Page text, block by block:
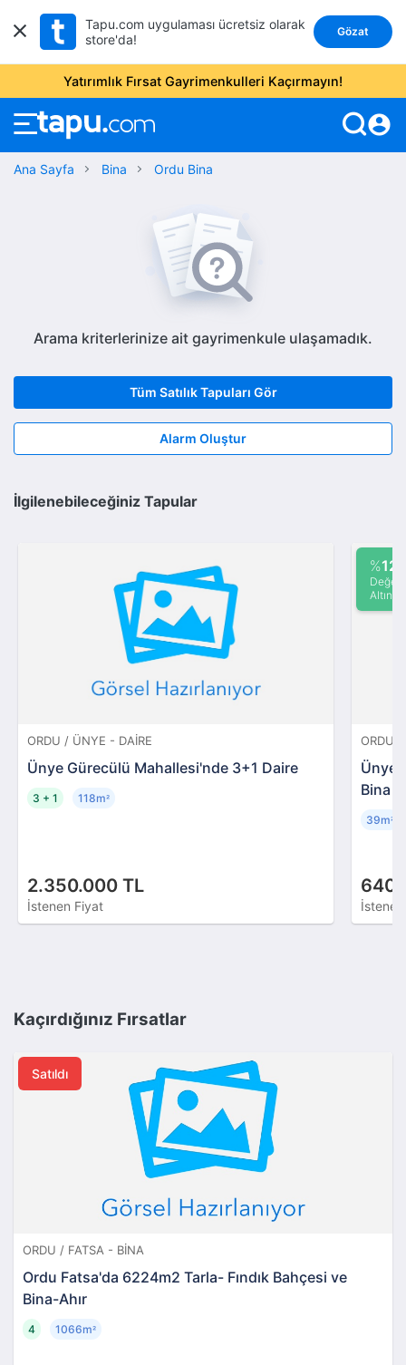
Tapu.com uygulaması ücretsiz olarak
store'da!
Gözat
Yatırımlık Fırsat Gayrimenkulleri Kaçırmayın!
account_circle
Ana Sayfa Bina Ordu Bina
Arama kriterlerinize ait gayrimenkule ulaşamadık.
Tüm Satılık Tapuları Gör
Alarm Oluştur
İlgilenebileceğiniz Tapular
ORDU / ÜNYE - DAIRE
Ünye Gürecülü Mahallesi'nde 3+1 Daire
2.350.000 TL
İstenen Fiyat
3 + 1 118m²
%12
Altında
ORDU
Ünye
Bina
39m²
Kaçırdığınız Fırsatlar
Satıldı
ORDU / FATSA - BINA
Ordu Fatsa'da 6224m2 Tarla- Fındık Bahçesi ve
Bina-Ahır
4 1066m²